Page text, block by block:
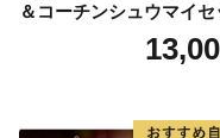
＆コーチンシュウマイセ
ト 焼売 鶏肉 鍋 鶏しゃ